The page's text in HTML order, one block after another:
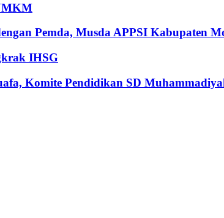
Pemda, Musda APPSI Kabupaten
IHSG
Komite Pendidikan SD